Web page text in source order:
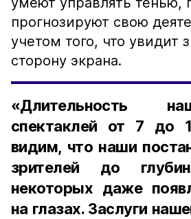
прогнозируют свою
учетом того, что увидит
сторону экрана.
«Длительность
спектаклей от 7 до
видим, что наши
зрителей до
некоторых даже
на глазах. Заслуги